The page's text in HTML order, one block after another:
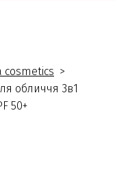
cosmetics
обличчя 3в1
50+